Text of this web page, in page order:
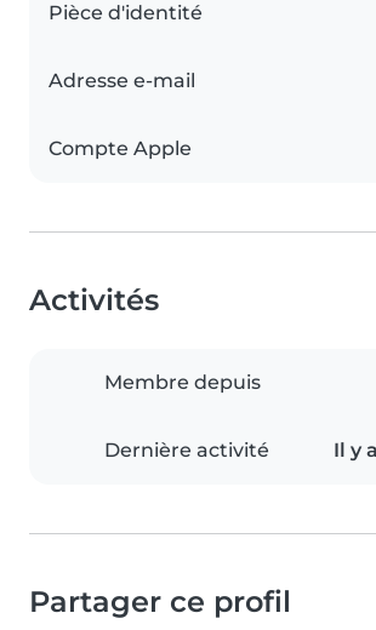
Pièce d'identité
Adresse e-mail
Compte Apple
Activités
Membre depuis
Dernière activité Il y
Partager ce profil